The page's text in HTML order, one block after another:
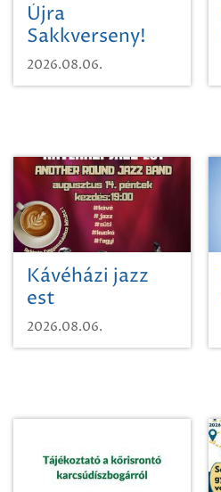
Újra
Sakkverseny!
2026.08.06.
Kávéházi jazz
est
2026.08.06.